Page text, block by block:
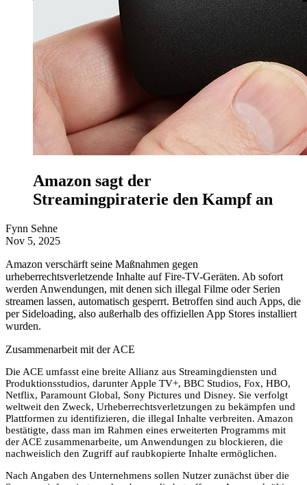
Amazon sagt der
Streamingpiraterie den Kampf an
Fynn Sehne
Nov 5, 2025
Amazon verschärft seine Maßnahmen gegen
urheberrechtsverletzende Inhalte auf Fire-TV-Geräten. Ab sofort
werden Anwendungen, mit denen sich illegal Filme oder Serien
streamen lassen, automatisch gesperrt. Betroffen sind auch Apps, die
per Sideloading, also außerhalb des offiziellen App Stores installiert
wurden.
Zusammenarbeit mit der ACE
Die ACE umfasst eine breite Allianz aus Streamingdiensten und
Produktionsstudios, darunter Apple TV+, BBC Studios, Fox, HBO,
Netflix, Paramount Global, Sony Pictures und Disney. Sie verfolgt
weltweit den Zweck, Urheberrechtsverletzungen zu bekämpfen und
Plattformen zu identifizieren, die illegal Inhalte verbreiten. Amazon
bestätigte, dass man im Rahmen eines erweiterten Programms mit
der ACE zusammenarbeite, um Anwendungen zu blockieren, die
nachweislich den Zugriff auf raubkopierte Inhalte ermöglichen.
Nach Angaben des Unternehmens sollen Nutzer zunächst über die